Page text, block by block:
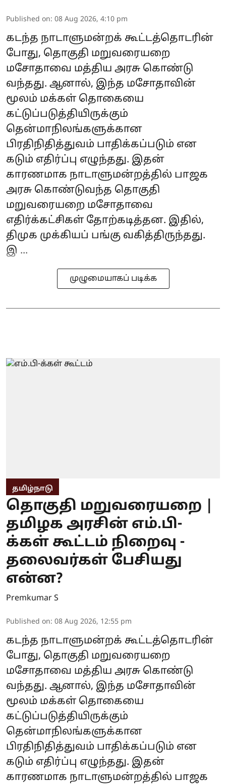
Published on: 08 Aug 2026, 4:10 pm
கடந்த நாடாளுமன்றக் கூட்டத்தொடரின்
போது, தொகுதி மறுவரையறை
மசோதாவை மத்திய அரசு கொண்டு
வந்தது. ஆனால், இந்த மசோதாவின்
மூலம் மக்கள் தொகையை
கட்டுப்படுத்தியிருக்கும்
தென்மாநிலங்களுக்கான
பிரதிநிதித்துவம் பாதிக்கப்படும் என
கடும் எதிர்ப்பு எழுந்தது. இதன்
காரணமாக நாடாளுமன்றத்தில் பாஜக
அரசு கொண்டுவந்த தொகுதி
மறுவரையறை மசோதாவை
எதிர்க்கட்சிகள் தோற்கடித்தன. இதில்,
திமுக முக்கியப் பங்கு வகித்திருந்தது.
இ ...
முழுமையாகப் படிக்க
தமிழ்நாடு
தொகுதி மறுவரையறை |
தமிழக அரசின் எம்.பி-
க்கள் கூட்டம் நிறைவு -
தலைவர்கள் பேசியது
என்ன?
Premkumar S
Published on: 08 Aug 2026, 12:55 pm
கடந்த நாடாளுமன்றக் கூட்டத்தொடரின்
போது, தொகுதி மறுவரையறை
மசோதாவை மத்திய அரசு கொண்டு
வந்தது. ஆனால், இந்த மசோதாவின்
மூலம் மக்கள் தொகையை
கட்டுப்படுத்தியிருக்கும்
தென்மாநிலங்களுக்கான
பிரதிநிதித்துவம் பாதிக்கப்படும் என
கடும் எதிர்ப்பு எழுந்தது. இதன்
காரணமாக நாடாளுமன்றத்தில் பாஜக